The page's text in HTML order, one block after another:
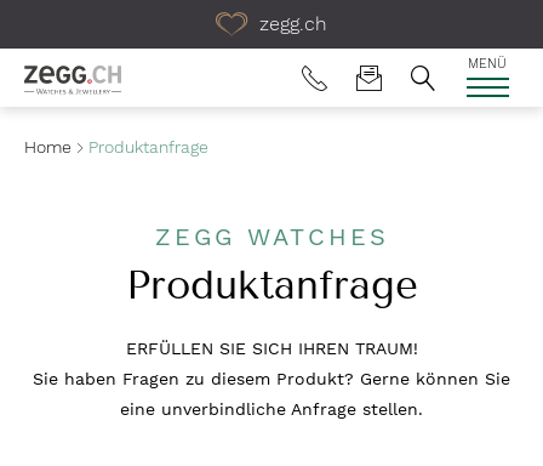
zegg.ch
MENÜ
Home Produktanfrage
ZEGG WATCHES
Produktanfrage
ERFÜLLEN SIE SICH IHREN TRAUM!
Sie haben Fragen zu diesem Produkt? Gerne können Sie
eine unverbindliche Anfrage stellen.